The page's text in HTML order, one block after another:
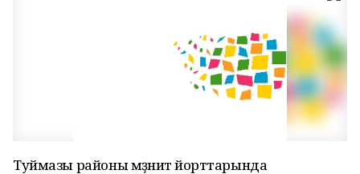
Туймазы районы мәҙәниәт йорттарында